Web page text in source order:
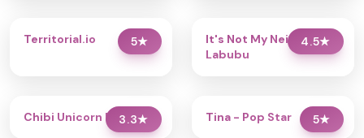
5★
Territorial.io 4.5★
It's Not My Neighbor:
Labubu
3.3★
Chibi Unicorn Dress Up 5★
Tina - Pop Star